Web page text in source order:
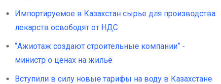
Импортируемое в Казахстан сырье для производства
лекарств освободят от НДС
“Ажиотаж создают строительные компании“ -
министр о ценах на жильё
Вступили в силу новые тарифы на воду в Казахстане